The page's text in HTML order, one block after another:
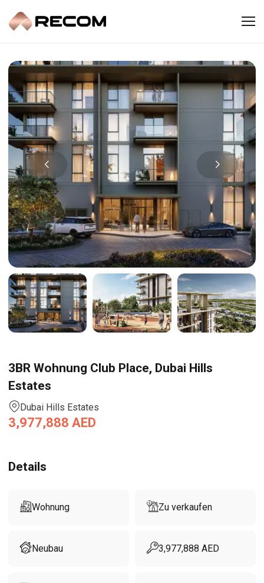
3BR Wohnung Club Place, Dubai Hills
Estates
Dubai Hills Estates
3,977,888 AED
Details
Wohnung Zu verkaufen
Neubau 3,977,888 AED